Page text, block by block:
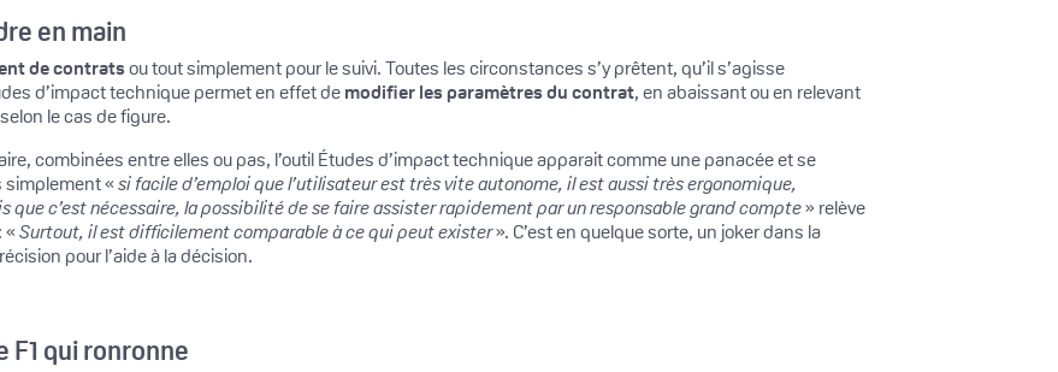
en main
de contratsou tout simplement pour le suivi. Toutes les circonstances s’y prêtent, qu’il s’agisse
d’impact technique permet en effet demodifier les paramètres du contrat, en abaissant ou en relevant
le cas de figure.
combinées entre elles ou pas, l’outil Études d’impact technique apparait comme une panacée et se
simplement «si facile d’emploi que l’utilisateur est très vite autonome, il est aussi très ergonomique,
que c’est nécessaire, la possibilité de se faire assister rapidement par un responsable grand compte» relève
«Surtout, il est difficilement comparable à ce qui peut exister». C’est en quelque sorte, un joker dans la
pour l’aide à la décision.
F1 qui ronronne